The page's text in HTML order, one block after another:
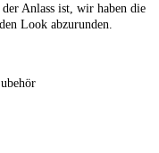
Anlass ist, wir haben die
Look abzurunden.